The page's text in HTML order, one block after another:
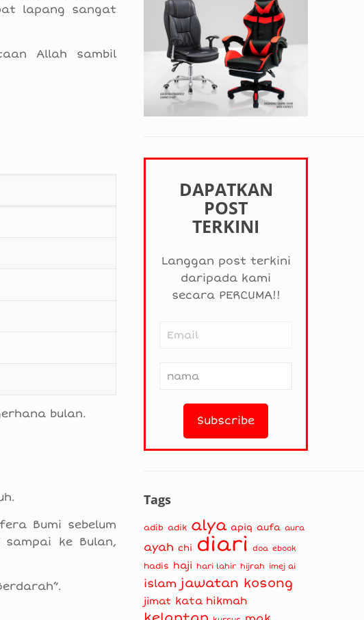
lapang sangat
Allah sambil
bulan.
Bumi sebelum
ke Bulan,
DAPATKAN
POST
TERKINI
Langgan post terkini
daripada kami
secara PERCUMA!!
Tags
adib adik alya apiq aufa aura
ayah chi diari doa ebook
hadis haji hari lahir hijrah imej ai
islam jawatan kosong
jimat kata hikmah